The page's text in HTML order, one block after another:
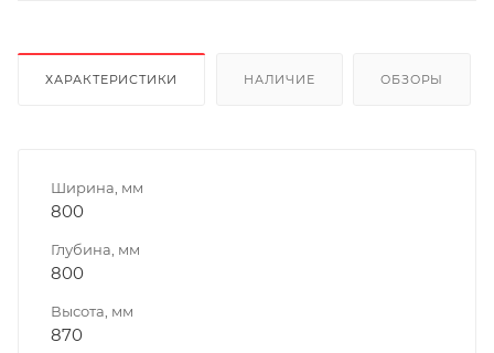
ХАРАКТЕРИСТИКИ НАЛИЧИЕ ОБЗОРЫ
Ширина, мм
800
Глубина, мм
800
Высота, мм
870